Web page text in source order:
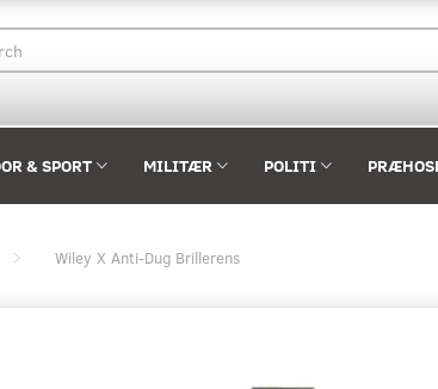
& SPORT MILITÆR POLITI
Wiley X Anti-Dug Brillerens